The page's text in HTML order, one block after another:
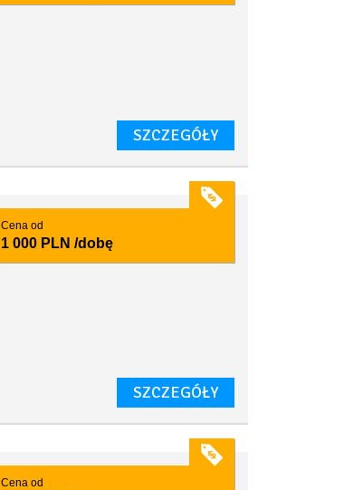
SZCZEGÓŁY
Cena od
1 000 PLN /dobę
SZCZEGÓŁY
Cena od